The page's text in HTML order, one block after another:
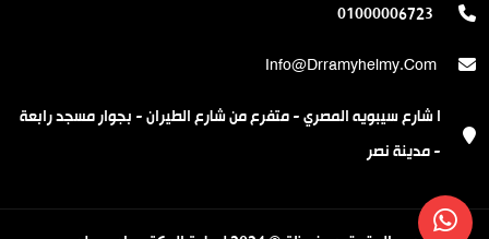
01000006723
Info@drramyhelmy.com
ا شارع سيبويه المصري - متفرع من شارع الطيران - بجوار مسجد رابعة
- مدينة نصر